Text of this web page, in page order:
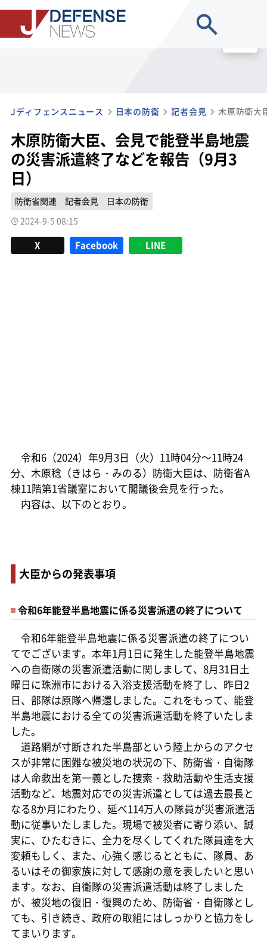
Jディフェンスニュース 日本の防衛 記者会見
木原防衛大臣、会見で能登半島地震
の災害派遣終了などを報告（9月3
日）
防衛省関連 記者会見
日本の防衛
2024-9-5 08:15
X Facebook LINE
令和6（2024）年9月3日（火）11時04分～11時24
分、木原稔（きはら・みのる）防衛大臣は、防衛省A
棟11階第1省議室において閣議後会見を行った。
内容は、以下のとおり。
大臣からの発表事項
令和6年能登半島地震に係る災害派遣の終了について
令和6年能登半島地震に係る災害派遣の終了につい
てでございます。本年1月1日に発生した能登半島地震
への自衛隊の災害派遣活動に関しまして、8月31日土
曜日に珠洲市における入浴支援活動を終了し、昨日2
日、部隊は原隊へ帰還しました。これをもって、能登
半島地震における全ての災害派遣活動を終了いたしま
した。
道路網が寸断された半島部という陸上からのアクセ
スが非常に困難な被災地の状況の下、防衛省・自衛隊
は人命救出を第一義とした捜索・救助活動や生活支援
活動など、地震対応での災害派遣としては過去最長と
なる8か月にわたり、延べ114万人の隊員が災害派遣活
動に従事いたしました。現場で被災者に寄り添い、誠
実に、ひたむきに、全力を尽くしてくれた隊員達を大
変頼もしく、また、心強く感じるとともに、隊員、あ
るいはその御家族に対して感謝の意を表したいと思い
ます。なお、自衛隊の災害派遣活動は終了しました
が、被災地の復旧・復興のため、防衛省・自衛隊とし
ても、引き続き、政府の取組にはしっかりと協力をし
てまいります。